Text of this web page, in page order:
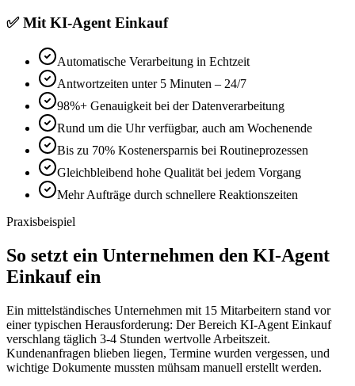
✅Mit KI-Agent Einkauf
Automatische Verarbeitung in Echtzeit
Antwortzeiten unter 5 Minuten – 24/7
98%+ Genauigkeit bei der Datenverarbeitung
Rund um die Uhr verfügbar, auch am Wochenende
Bis zu 70% Kostenersparnis bei Routineprozessen
Gleichbleibend hohe Qualität bei jedem Vorgang
Mehr Aufträge durch schnellere Reaktionszeiten
Praxisbeispiel
So setzt ein Unternehmen den KI-Agent
Einkaufein
Ein mittelständisches Unternehmen mit 15 Mitarbeitern stand vor
einer typischen Herausforderung: Der Bereich KI-Agent Einkauf
verschlang täglich 3-4 Stunden wertvolle Arbeitszeit.
Kundenanfragen blieben liegen, Termine wurden vergessen, und
wichtige Dokumente mussten mühsam manuell erstellt werden.